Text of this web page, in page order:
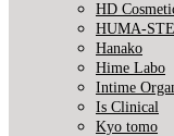
HD
HUMA-
Hanako
Hime Labo
Intime
Is Clinical
Kyo tomo